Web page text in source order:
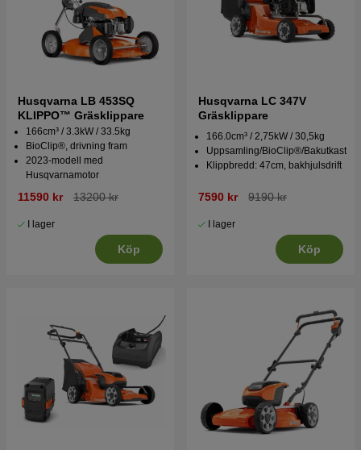
Husqvarna LB 453SQ
KLIPPO™ Gräsklippare
166cm³ / 3.3kW / 33.5kg
BioClip®, drivning fram
2023-modell med
Husqvarnamotor
11590 kr 13200 kr
I lager
Köp
Husqvarna LC 347V
Gräsklippare
166.0cm³ / 2,75kW / 30,5kg
Uppsamling/BioClip®/Bakutkast
Klippbredd: 47cm, bakhjulsdrift
7590 kr 9190 kr
I lager
Köp